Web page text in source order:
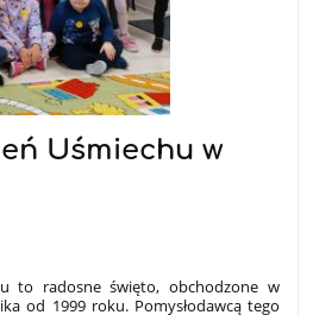
Uśmiechu w
to radosne święto, obchodzone w
od 1999 roku. Pomysłodawcą tego